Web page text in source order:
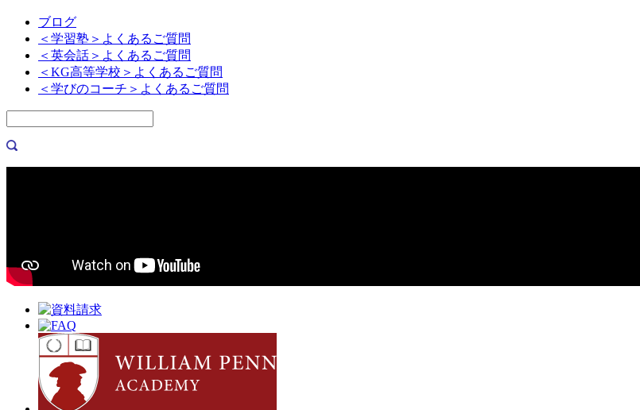
ブログ
＜学習塾＞よくあるご質問
＜英会話＞よくあるご質問
＜KG高等学校＞よくあるご質問
＜学びのコーチ＞よくあるご質問